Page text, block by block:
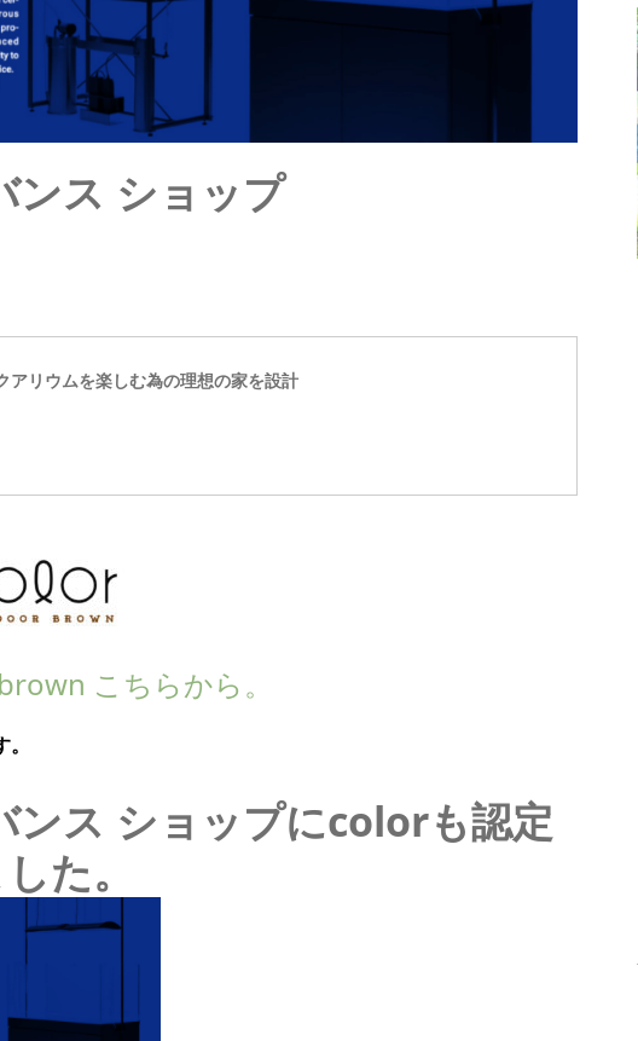
ンス ショップ
アリウムを楽しむ為の理想の家を設計
こちらから。
ンス ショップにcolorも認定
た。